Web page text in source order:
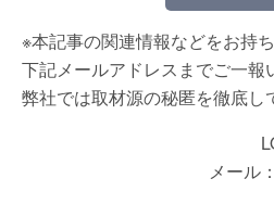
※本記事の関連情報などをお持
下記メールアドレスまでご一報
弊社では取材源の秘匿を徹底し
メール